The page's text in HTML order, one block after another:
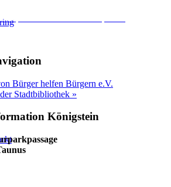
und Inhalte entsperren
Bürger helfen Bürgern e.V.
Stadtbibliothek »
Königstein